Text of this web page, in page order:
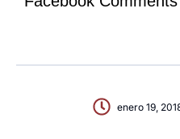
enero 19,